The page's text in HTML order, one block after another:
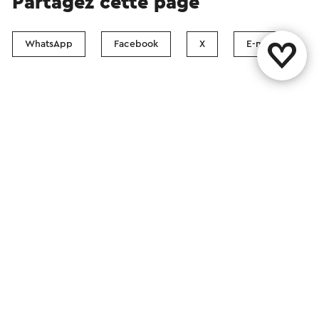
WhatsApp Facebook X E-mail